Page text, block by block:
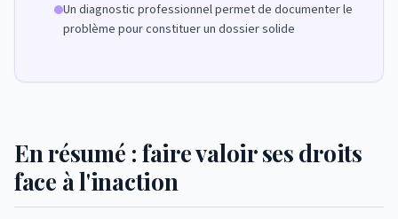
Un diagnostic professionnel permet de documenter le
problème pour constituer un dossier solide
En résumé : faire valoir ses droits
face à l'inaction